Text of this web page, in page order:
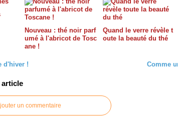
Nouveau : thé noir parf
umé à l'abricot de Tosc
ane !
Quand le verre révèle t
oute la beauté du thé
d'hiver ! Comme
article
un commentaire